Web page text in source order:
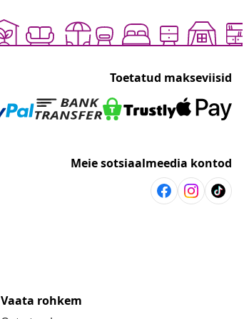
Toetatud makseviisid
Meie sotsiaalmeedia kontod
Vaata rohkem